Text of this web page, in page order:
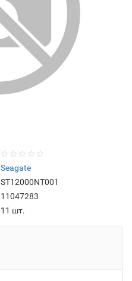
Seagate
ST12000NT001
11047283
11 шт.